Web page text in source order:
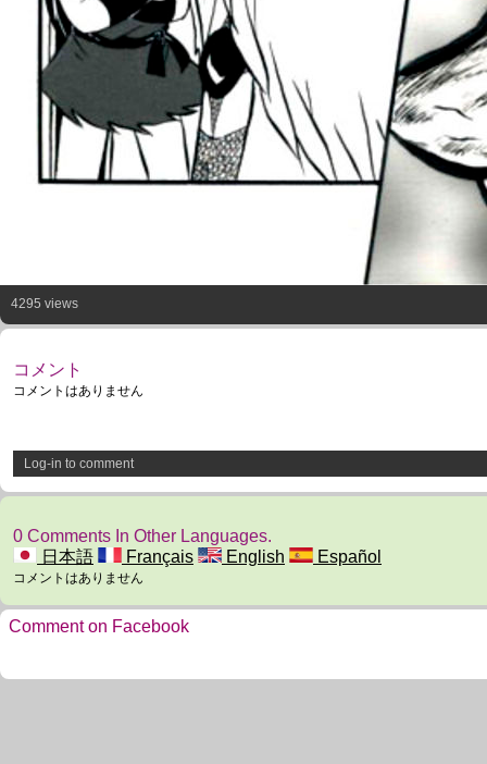
4295 views
コメント
コメントはありません
Log-in to comment
0 Comments In Other Languages.
日本語
Français English Español
コメントはありません
Comment on Facebook